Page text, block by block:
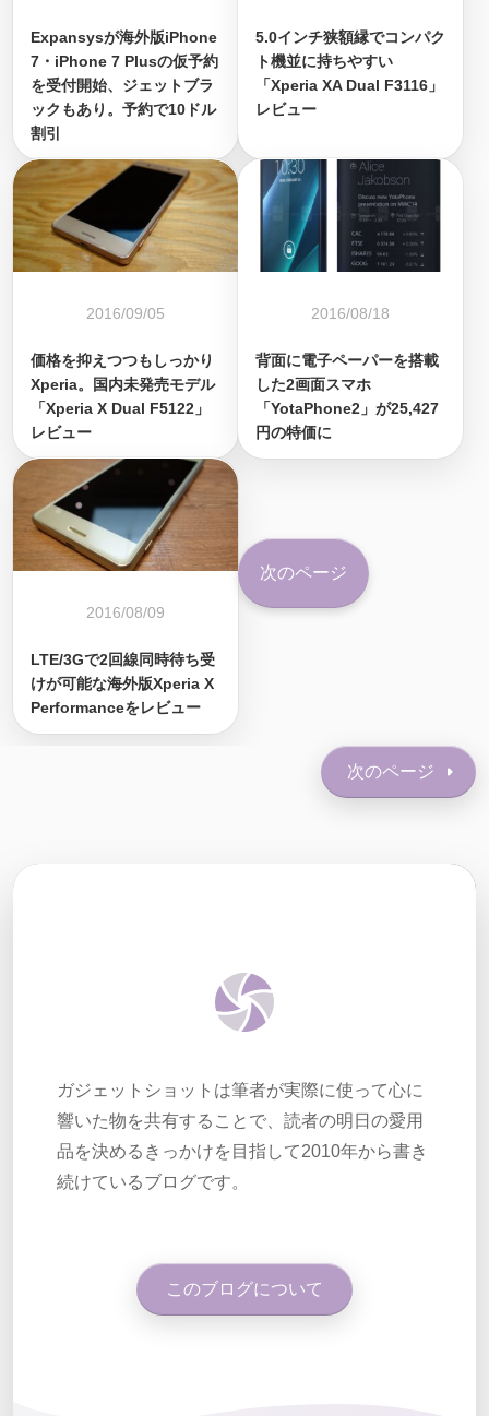
Expansysが海外版iPhone
7・iPhone 7 Plusの仮予約
を受付開始、ジェットブラ
ックもあり。予約で10ドル
割引
5.0インチ狭額縁でコンパク
ト機並に持ちやすい
「Xperia XA Dual F3116」
レビュー
2016/09/05
価格を抑えつつもしっかり
Xperia。国内未発売モデル
「Xperia X Dual F5122」
レビュー
2016/08/18
背面に電子ペーパーを搭載
した2画面スマホ
「YotaPhone2」が25,427
円の特価に
2016/08/09
LTE/3Gで2回線同時待ち受
けが可能な海外版Xperia X
Performanceをレビュー
次のページ
次のページ
ガジェットショットは筆者が実際に使って心に
響いた物を共有することで、読者の明日の愛用
品を決めるきっかけを目指して2010年から書き
続けているブログです。
このブログについて